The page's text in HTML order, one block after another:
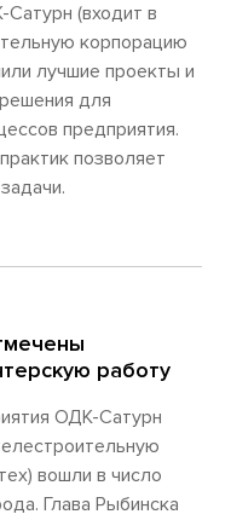
(входит в
корпорацию
лучшие проекты и
для
предприятия.
позволяет
работу
ОДК-Сатурн
вошли в число
Глава Рыбинска